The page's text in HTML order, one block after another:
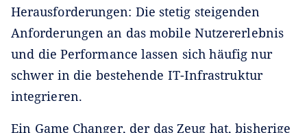
Herausforderungen: Die stetig steigenden
Anforderungen an das mobile Nutzererlebnis
und die Performance lassen sich häufig nur
schwer in die bestehende IT-Infrastruktur
integrieren.
Ein Game Changer, der das Zeug hat, bisherige